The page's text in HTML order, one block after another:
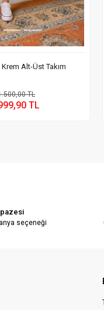
Alt-Üst Takım
TL
TL
Sepete Ekle
seçeneği